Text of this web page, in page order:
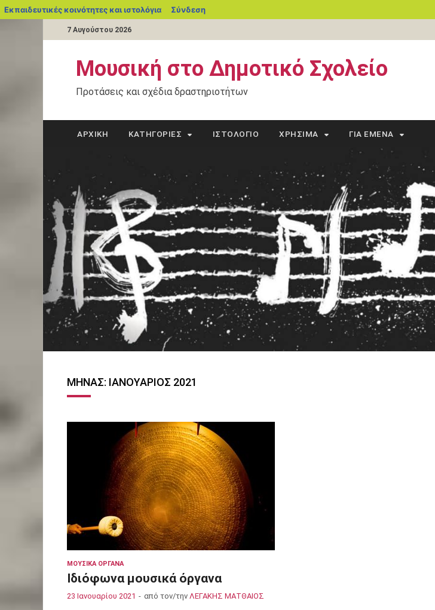
Εκπαιδευτικές κοινότητες και ιστολόγια Σύνδεση
7 Αυγούστου 2026
Μουσική στο Δημοτικό Σχολείο
Προτάσεις και σχέδια δραστηριοτήτων
ΑΡΧΙΚΉ ΚΑΤΗΓΟΡΊΕΣ ΙΣΤΟΛΌΓΙΟ ΧΡΉΣΙΜΑ ΓΙΑ ΕΜΈΝΑ
ΜΉΝΑΣ: ΙΑΝΟΥΆΡΙΟΣ 2021
ΜΟΥΣΙΚΆ ΌΡΓΑΝΑ
Ιδιόφωνα μουσικά όργανα
23 Ιανουαρίου 2021 - από τον/την ΛΕΓΑΚΗΣ ΜΑΤΘΑΙΟΣ